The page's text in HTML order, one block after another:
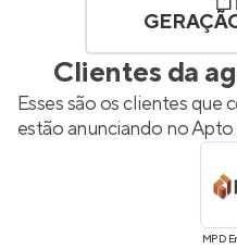
Clientes da
Esses são os clientes que
estão anunciando no Apto
MPD